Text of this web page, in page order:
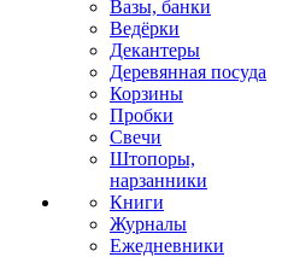
Вазы, банки
Ведёрки
Декантеры
Деревянная посуда
Корзины
Пробки
Свечи
Штопоры,
нарзанники
Книги
Журналы
Ежедневники